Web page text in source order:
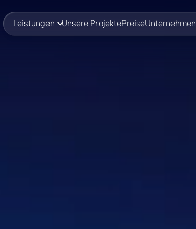
Leistungen
Unsere ProjektePreiseUnternehmen